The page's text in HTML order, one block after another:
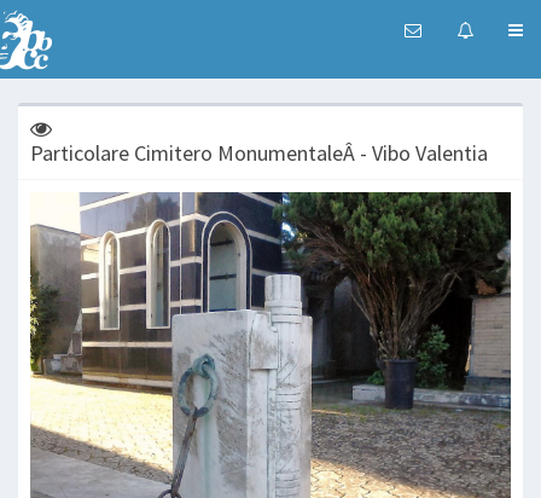
Particolare Cimitero MonumentaleÂ - Vibo Valentia